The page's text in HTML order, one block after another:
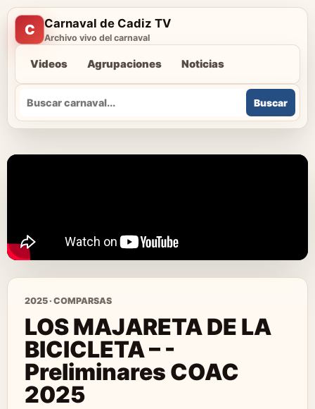
C Carnaval de Cadiz TV
Archivo vivo del carnaval
Videos Agrupaciones Noticias
Buscar
Buscar
2025 · COMPARSAS
LOS MAJARETA DE LA
BICICLETA – -
Preliminares COAC
2025